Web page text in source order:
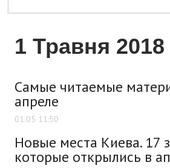
1 Травня
Самые читаемые
апреле
01.05 11:50
Новые места Киева. 17
которые открылись в